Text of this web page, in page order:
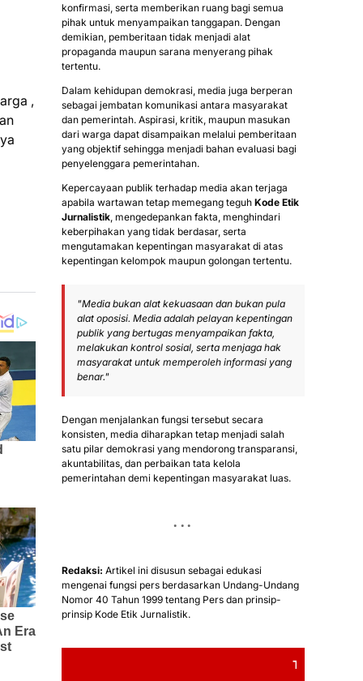
,
konfirmasi, serta memberikan ruang bagi semua
pihak untuk menyampaikan tanggapan. Dengan
demikian, pemberitaan tidak menjadi alat
propaganda maupun sarana menyerang pihak
tertentu.
Dalam kehidupan demokrasi, media juga berperan
sebagai jembatan komunikasi antara masyarakat
dan pemerintah. Aspirasi, kritik, maupun masukan
dari warga dapat disampaikan melalui pemberitaan
yang objektif sehingga menjadi bahan evaluasi bagi
penyelenggara pemerintahan.
Kepercayaan publik terhadap media akan terjaga
apabila wartawan tetap memegang teguh Kode Etik
Jurnalistik, mengedepankan fakta, menghindari
keberpihakan yang tidak berdasar, serta
mengutamakan kepentingan masyarakat di atas
kepentingan kelompok maupun golongan tertentu.
"Media bukan alat kekuasaan dan bukan pula
alat oposisi. Media adalah pelayan kepentingan
publik yang bertugas menyampaikan fakta,
melakukan kontrol sosial, serta menjaga hak
masyarakat untuk memperoleh informasi yang
benar."
Dengan menjalankan fungsi tersebut secara
konsisten, media diharapkan tetap menjadi salah
satu pilar demokrasi yang mendorong transparansi,
akuntabilitas, dan perbaikan tata kelola
pemerintahan demi kepentingan masyarakat luas.
Redaksi: Artikel ini disusun sebagai edukasi
mengenai fungsi pers berdasarkan Undang-Undang
Nomor 40 Tahun 1999 tentang Pers dan prinsip-
prinsip Kode Etik Jurnalistik.
TERIMA KASIH TELAH